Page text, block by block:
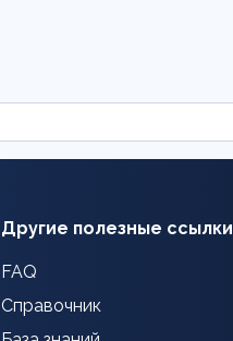
Другие полезные ссылки
FAQ
Справочник